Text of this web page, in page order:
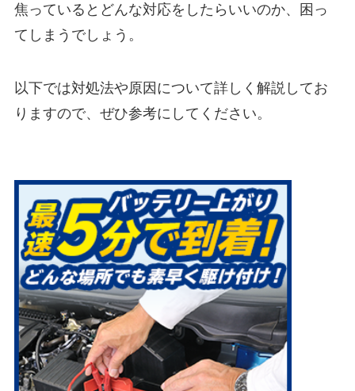
焦っているとどんな対応をしたらいいのか、困っ
てしまうでしょう。
以下では対処法や原因について詳しく解説してお
りますので、ぜひ参考にしてください。